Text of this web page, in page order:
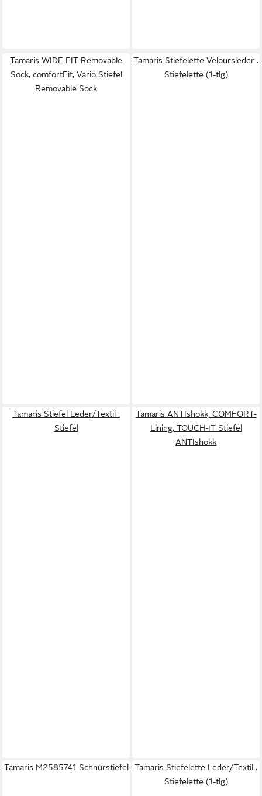
Tamaris WIDE FIT Removable
Sock, comfortFit, Vario Stiefel
Removable Sock
Tamaris Stiefelette Veloursleder .
Stiefelette (1-tlg)
Tamaris Stiefel Leder/Textil .
Stiefel
Tamaris ANTIshokk, COMFORT-
Lining, TOUCH-IT Stiefel
ANTIshokk
Tamaris M2585741 Schnürstiefel
Tamaris Stiefelette Leder/Textil .
Stiefelette (1-tlg)